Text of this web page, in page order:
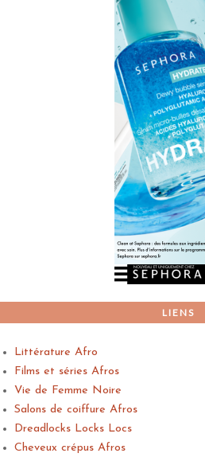
LIENS
Littérature Afro
Films et séries Afros
Vie de Femme Noire
Salons de coiffure Afros
Dreadlocks Locks Locs
Cheveux crépus Afros